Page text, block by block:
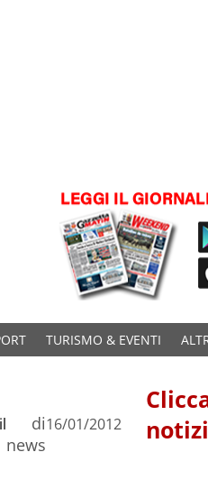
TURISMO & EVENTI
di
news
il 16/01/2012